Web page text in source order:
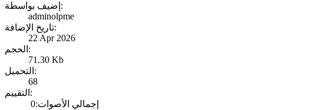
إضيف بواسطة:
adminolpme
تاريخ الإضافة:
22 Apr 2026
الحجم:
71.30 Kb
التحميل:
68
التقييم:
إجمالي الأصوات:0